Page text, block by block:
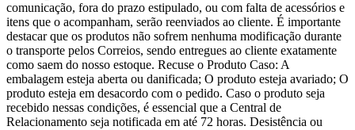
comunicação, fora do prazo estipulado, ou com falta de acessórios e
itens que o acompanham, serão reenviados ao cliente. É importante
destacar que os produtos não sofrem nenhuma modificação durante
o transporte pelos Correios, sendo entregues ao cliente exatamente
como saem do nosso estoque. Recuse o Produto Caso: A
embalagem esteja aberta ou danificada; O produto esteja avariado; O
produto esteja em desacordo com o pedido. Caso o produto seja
recebido nessas condições, é essencial que a Central de
Relacionamento seja notificada em até 72 horas. Desistência ou